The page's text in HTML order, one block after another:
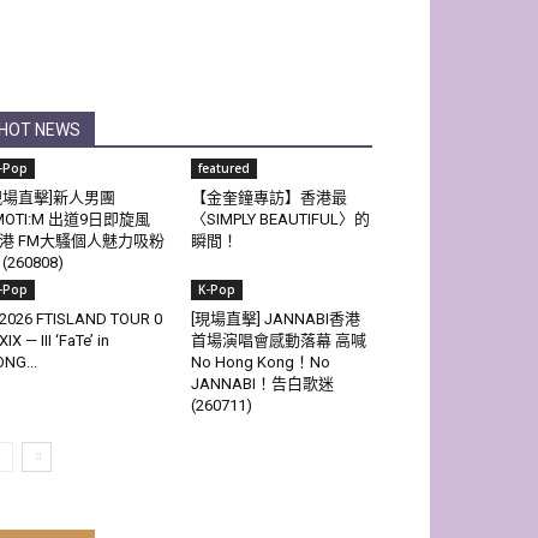
HOT NEWS
Pop
場直擊]新人男團
出道9日即旋風
FM大騷個人魅力吸粉
featured
【金奎鐘專訪】香港最
〈SIMPLY BEAUTIFUL〉的
瞬間！
Pop
2026 FTISLAND TOUR 0
— III ‘FaTe’ in
K-Pop
[現場直擊] JANNABI香港
首場演唱會感動落幕 高喊
No Hong Kong！No
JANNABI！告白歌迷
(260711)